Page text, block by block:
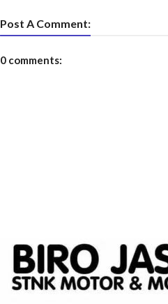
Post A Comment:
0 comments: